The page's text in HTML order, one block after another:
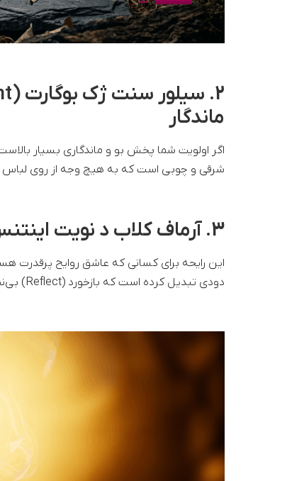
ماندگار
اگر اولویت شما پخش بو و ماندگاری بسیار
شرقی و چوبی است که به هیچ وجه از روی
3. آرماف کلاب د نویت اینتنس (Armaf Club de Nuit Intense)
این رایحه برای کسانی که عاشق روایح
دودی تبدیل کرده است که بازخورد (Reflect) بی‌نظیری در محیط‌های کاری و دوستانه دارد.